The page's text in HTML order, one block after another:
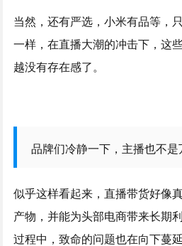
当然，还有严选，小米有品等，
一样，在直播大潮的冲击下，这
越没有存在感了。
品牌们冷静一下，主播也不是
似乎这样看起来，直播带货好像
产物，并能为头部电商带来长期
过程中，致命的问题也在向下蔓延